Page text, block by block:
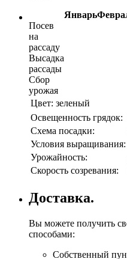
Январь
Посев
на
рассаду
Высадка
рассады
Сбор
урожая
Цвет: зеленый
Освещенность грядок:
Схема посадки:
Условия выращивания:
Урожайность:
Скорость созревания:
Доставка.
Вы можете получить
способами:
Собственный